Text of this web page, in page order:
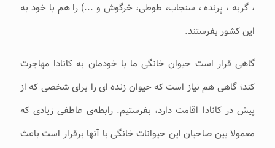
، گربه ، پرنده ، سنجاب، طوطی، خرگوش و ...) را هم با خود به
این کشور بفرستند.
گاهی قرار است حیوان خانگی ما با خودمان به کانادا مهاجرت
کند؛ گاهی هم نیاز است که حیوان زنده ای را برای شخصی که از
پیش در کانادا اقامت دارد، بفرستیم. رابطه‌ی عاطفی زیادی که
معمولا بین صاحبان این حیوانات خانگی با آنها برقرار است باعث